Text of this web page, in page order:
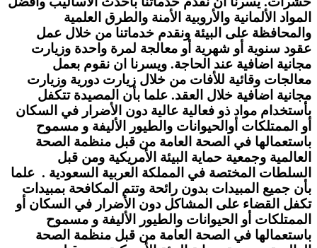
المواد الألمانية والأروبية الأمنة والطرق العلمية
والمحافظة على البيئة ونقدم خدماتنا من خلال عمل
عقود سنوية أو شهرية أو معالجة لمرة واحدة وزيارت
مجانية اضافية عند الحاجة. ويسرنا ان نقوم بعمل
معالجات وقائية للأفات من خلال زيارت دورية وزيارت
مجانية اضافية خلال العقد. علما بأن المصيدة تتكفل
بأستخدام مواد ذو فعالية عالية دون الأضرار في السكان
أو الممتلكات أوالحيوانات والطيور الأليفة و مسموح
باستعمالها في الصحة العامة من قبل منظمة الصحة
العالمية وجمعية حماية البيئة الأمريكية ومن قبل
السلطات المختصة في المملكة العربية السعودية . علما
بأن جميع المبيدات بدون رائحة وتتم المكافحة بمبيدات
تكفل القضاء على المشاكل دون الأضرار في السكان أو
الممتلكات أو الحيوانات والطيور الأليفة و مسموح
باستعمالها في الصحة العامة من قبل منظمة الصحة